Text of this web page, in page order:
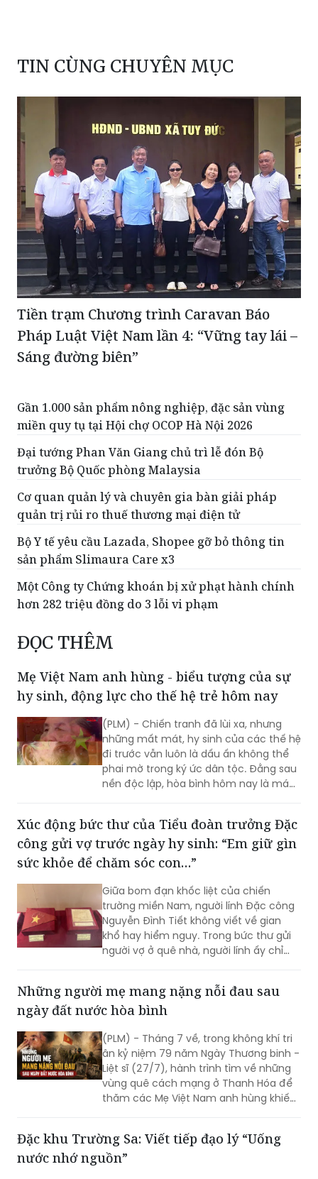
TIN CÙNG CHUYÊN MỤC
Tiền trạm Chương trình Caravan Báo
Pháp Luật Việt Nam lần 4: “Vững tay lái –
Sáng đường biên”
Gần 1.000 sản phẩm nông nghiệp, đặc sản vùng
miền quy tụ tại Hội chợ OCOP Hà Nội 2026
Đại tướng Phan Văn Giang chủ trì lễ đón Bộ
trưởng Bộ Quốc phòng Malaysia
Cơ quan quản lý và chuyên gia bàn giải pháp
quản trị rủi ro thuế thương mại điện tử
Bộ Y tế yêu cầu Lazada, Shopee gỡ bỏ thông tin
sản phẩm Slimaura Care x3
Một Công ty Chứng khoán bị xử phạt hành chính
hơn 282 triệu đồng do 3 lỗi vi phạm
ĐỌC THÊM
Mẹ Việt Nam anh hùng - biểu tượng của sự
hy sinh, động lực cho thế hệ trẻ hôm nay
(PLM) - Chiến tranh đã lùi xa, nhưng
những mất mát, hy sinh của các thế hệ
đi trước vẫn luôn là dấu ấn không thể
phai mờ trong ký ức dân tộc. Đằng sau
nền độc lập, hòa bình hôm nay là máu
thầm của các Mẹ Việt Nam anh hùng.
Những câu chuyện ấy không chỉ nằm
lại ở quá khứ mà còn là lời nhắc nhở, là
nay dựng xây Tổ quốc.
Xúc động bức thư của Tiểu đoàn trưởng Đặc
công gửi vợ trước ngày hy sinh: “Em giữ gìn
sức khỏe để chăm sóc con…”
Giữa bom đạn khốc liệt của chiến
trường miền Nam, người lính Đặc công
Nguyễn Đình Tiết không viết về gian
khổ hay hiểm nguy. Trong bức thư gửi
người vợ ở quê nhà, người lính ấy chỉ
tin miền Nam thắng lớn trong đó anh
có góp một phần nhỏ. Ít lâu sau lá thư
trường…
Những người mẹ mang nặng nỗi đau sau
ngày đất nước hòa bình
(PLM) - Tháng 7 về, trong không khí tri
ân kỷ niệm 79 năm Ngày Thương binh -
Liệt sĩ (27/7), hành trình tìm về những
vùng quê cách mạng ở Thanh Hóa để
thăm các Mẹ Việt Nam anh hùng khiến
xuân, dành cả những người thân yêu
nhất cho độc lập, tự do của Tổ quốc.
Đặc khu Trường Sa: Viết tiếp đạo lý “Uống
nước nhớ nguồn”